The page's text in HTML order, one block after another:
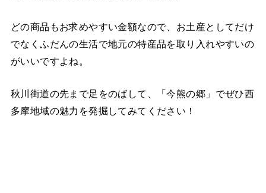
どの商品もお求めやすい金額なので、お土産としてだけ
でなくふだんの生活で地元の特産品を取り入れやすいの
がいいですよね。
秋川街道の先まで足をのばして、「今熊の郷」でぜひ西
多摩地域の魅力を発掘してみてください！